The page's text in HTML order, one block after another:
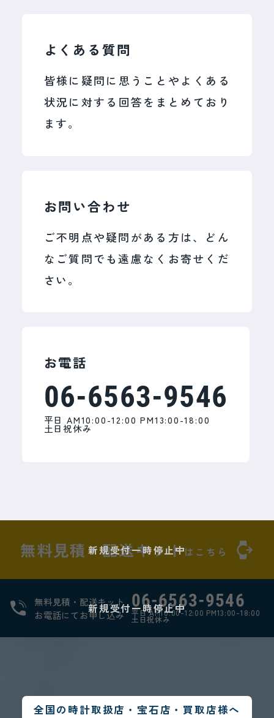
よくある質問
皆様に疑問に思うことやよくある
状況に対する回答をまとめており
ます。
お問い合わせ
ご不明点や疑問がある方は、どん
なご質問でも遠慮なくお寄せくだ
さい。
お電話
06-6563-9546
平日 AM10:00-12:00 PM13:00-18:00
土日祝休み
無料見積・配送キットはこちら
新規受付一時停止中
無料見積・配送キット
お電話にてお申し込み
06-6563-9546
平日 AM10:00-12:00 PM13:00-18:00
土日祝休み
新規受付一時停止中
全国の時計取扱店・宝石店・買取店様へ
平素よりリペスタをご愛顧いただき、誠にありがとう
ございます。
現在、弊社では想定を上回る数の修理のご依頼をいた
だいております。一件一件のお時計にこれまでと変わ
らない品質で対応するため、誠に勝手ながら、一般の
お客様（エンドユーザー）からの新規時計修理のお申
し込み受付を、当面の間一時停止させていただきま
御礼申し上げます。
修理のご依頼につきましては、 引き続き対応してまい
ります。
今後の受付につきましては、サービス提供体制や運営
お客様にはご不便をおかけいたしますが、何卒ご理解
品質で対応するため、誠に勝手なが
ら、一般のお客様（エンドユーザー）
長年にわたりご愛顧いただきました皆
様には、心より御礼申し上げます。
現在ご利用いただいているお客様およ
び業者様からの修理のご依頼につきま
提供体制や運営方針を踏まえ、慎重に
お客様にはご不便をおかけいたします
が、何卒ご理解賜りますようお願い申
し上げます。